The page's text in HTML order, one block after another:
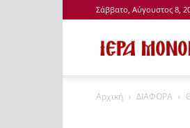
Σάββατο, Αύγουστος 8,
Αρχική ΔΙΑΦΟΡΑ